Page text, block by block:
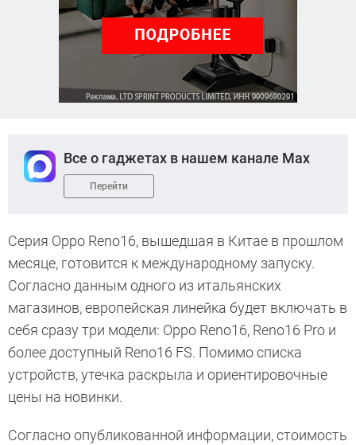
Все о гаджетах в нашем канале Max
Перейти
Серия Oppo Reno16, вышедшая в Китае в прошлом
месяце, готовится к международному запуску.
Согласно данным одного из итальянских
магазинов, европейская линейка будет включать в
себя сразу три модели: Oppo Reno16, Reno16 Pro и
более доступный Reno16 FS. Помимо списка
устройств, утечка раскрыла и ориентировочные
цены на новинки.
Согласно опубликованной информации, стоимость